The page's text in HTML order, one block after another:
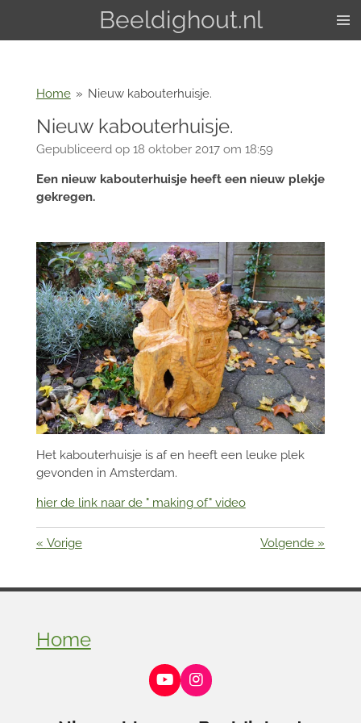
hoofdinhoud
Beeldighout.nl
Home » Nieuw kabouterhuisje.
Nieuw kabouterhuisje.
Gepubliceerd op 18 oktober 2017 om 18:59
Een nieuw kabouterhuisje heeft een nieuw plekje
gekregen.
Het kabouterhuisje is af en heeft een leuke plek
gevonden in Amsterdam.
hier de link naar de " making of" video
« Vorige Volgende »
Home
Y
o
I
n